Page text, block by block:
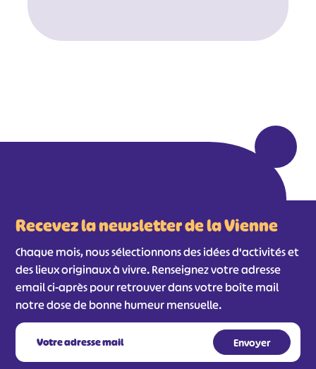
Recevez la newsletter de la Vienne
Chaque mois, nous sélectionnons des idées d'activités et
des lieux originaux à vivre. Renseignez votre adresse
email ci-après pour retrouver dans votre boîte mail
notre dose de bonne humeur mensuelle.